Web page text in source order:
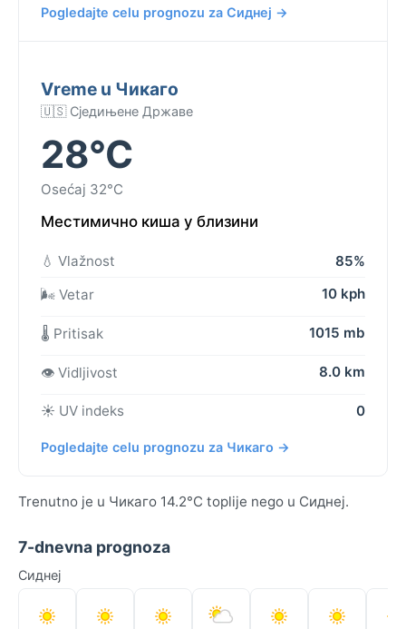
Pogledajte celu prognozu za Сиднеј →
Vreme u Чикаго
🇺🇸 Сједињене Државе
28°C
Osećaj 32°C
Местимично киша у близини
💧 Vlažnost
85%
🌬️ Vetar
10 kph
🌡️ Pritisak 1015 mb
👁️ Vidljivost 8.0 km
☀️ UV indeks 0
Pogledajte celu prognozu za Чикаго →
Trenutno je u Чикаго 14.2°C toplije nego u Сиднеј.
7-dnevna prognoza
Сиднеј